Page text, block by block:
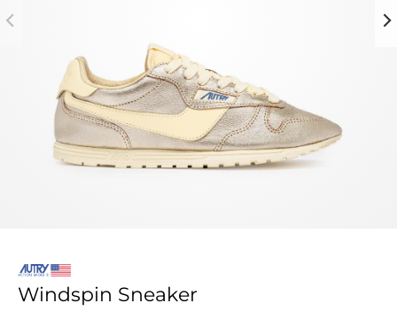
Windspin Sneaker